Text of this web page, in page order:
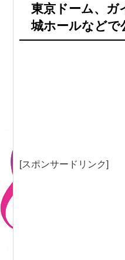
東京ドーム、ガ
城ホールなどで
[スポンサードリンク]